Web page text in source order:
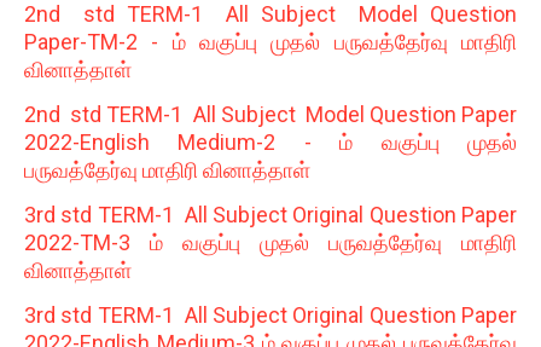
2nd std TERM-1 All Subject Model Question
Paper-TM-2 - ம் வகுப்பு முதல் பருவத்தேர்வு மாதிரி
வினாத்தாள்
2nd std TERM-1 All Subject Model Question Paper
2022-English Medium-2 - ம் வகுப்பு முதல்
பருவத்தேர்வு மாதிரி வினாத்தாள்
3rd std TERM-1 All Subject Original Question Paper
2022-TM-3 ம் வகுப்பு முதல் பருவத்தேர்வு மாதிரி
வினாத்தாள்
3rd std TERM-1 All Subject Original Question Paper